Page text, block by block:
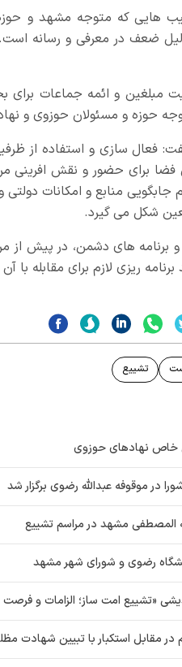
هایی که متوجه مشهد و
ضعف در معرفی و رسانه است.
مبلغین و ائمه جماعات
حوزه و مسئولان حوزوی و
فعال سازی و استفاده از
فضا برای حضور و نقش افرینی
منابع و امکانات
شکل می گیرد.
برنامه های دشمن، در پیش
ریزی لازم برای مقابله با آن
تشییع
خاص نهادهای حوزوی
در موقوفه عبدالله رضوی برگزار شد
المصطفی مشهد در مراسم تشییع
رضوی و شورای شهر مشهد
«تشییع امت ساز؛ الزامات و فرصت
مقابل استکبار با تبیین شهادت